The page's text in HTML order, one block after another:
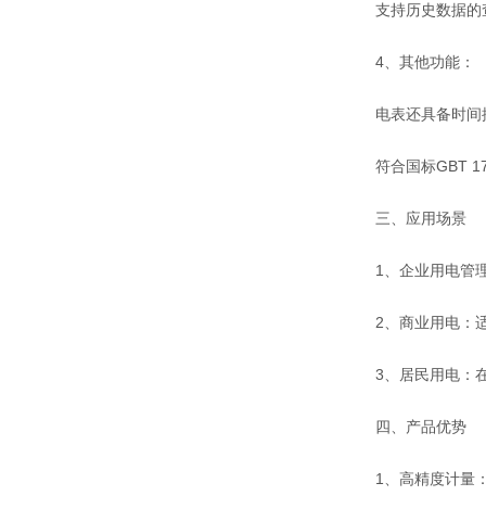
支持历史数据的
4、其他功能：
电表还具备时间控
符合国标GBT
三、应用场景
1、企业用电管理
2、商业用电：适
3、居民用电：在
四、产品优势
1、高精度计量：